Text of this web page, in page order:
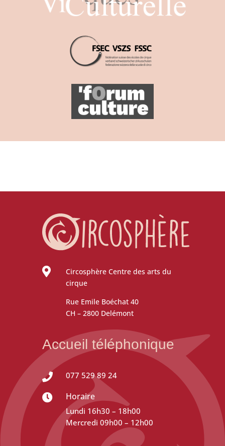

Circosphère Centre des arts du
cirque
Rue Emile Boéchat 40
CH – 2800 Delémont
Accueil téléphonique
 077 529 89 24
 Horaire
Lundi 16h30 – 18h00
Mercredi 09h00 – 12h00